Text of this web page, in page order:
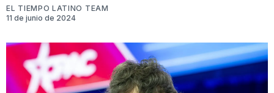
EL TIEMPO LATINO TEAM
11 de junio de 2024